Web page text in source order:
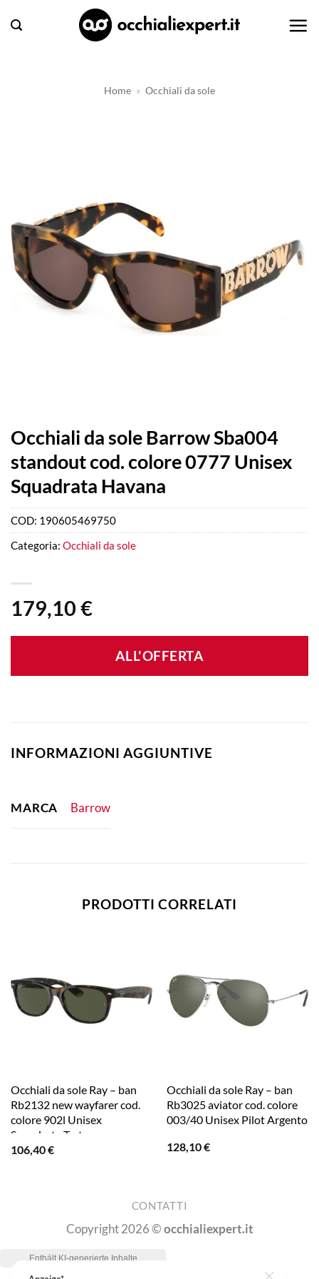
Home » Occhiali da sole
Occhiali da sole Barrow Sba004
standout cod. colore 0777 Unisex
Squadrata Havana
179,10 €
ALL'OFFERTA
COD: 190605469750
Categoria: Occhiali da sole
INFORMAZIONI AGGIUNTIVE
MARCA Barrow
PRODOTTI CORRELATI
Occhiali da sole Ray – ban
Rb2132 new wayfarer cod.
colore 902l Unisex
Squadrata Tartaruga
106,40€
Occhiali da sole Ray – ban
Rb3025 aviator cod. colore
003/40 Unisex Pilot Argento
128,10€
CONTATTI
Copyright 2026 ©occhialiexpert.it